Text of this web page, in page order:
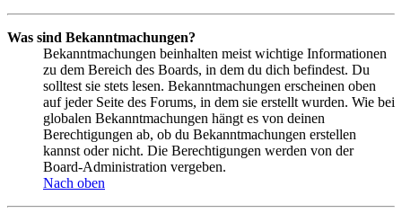
Was sind Bekanntmachungen?
Bekanntmachungen beinhalten meist wichtige Informationen
zu dem Bereich des Boards, in dem du dich befindest. Du
solltest sie stets lesen. Bekanntmachungen erscheinen oben
auf jeder Seite des Forums, in dem sie erstellt wurden. Wie bei
globalen Bekanntmachungen hängt es von deinen
Berechtigungen ab, ob du Bekanntmachungen erstellen
kannst oder nicht. Die Berechtigungen werden von der
Board-Administration vergeben.
Nach oben